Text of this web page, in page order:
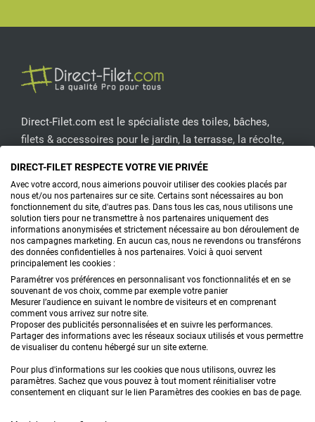
Direct-Filet.com est le spécialiste des toiles, bâches,
filets & accessoires pour le jardin, la terrasse, la récolte,
CONTACTEZ-NOUS
PRODUITS
CONSEILS
FAQ
DEMANDE DE DEVIS
DIRECT-FILET RESPECTE VOTRE VIE PRIVÉE
Avec votre accord, nous aimerions pouvoir utiliser des cookies placés par
nous et/ou nos partenaires sur ce site. Certains sont nécessaires au bon
fonctionnement du site, d'autres pas. Dans tous les cas, nous utilisons une
solution tiers pour ne transmettre à nos partenaires uniquement des
informations anonymisées et strictement nécessaire au bon déroulement de
nos campagnes marketing. En aucun cas, nous ne revendons ou transférons
des données confidentielles à nos partenaires. Voici à quoi servent
principalement les cookies :
Paramétrer vos préférences en personnalisant vos fonctionnalités et en se
souvenant de vos choix, comme par exemple votre panier
Mesurer l’audience en suivant le nombre de visiteurs et en comprenant
comment vous arrivez sur notre site.
Proposer des publicités personnalisées et en suivre les performances.
Partager des informations avec les réseaux sociaux utilisés et vous permettre
de visualiser du contenu hébergé sur un site externe.
Pour plus d'informations sur les cookies que nous utilisons, ouvrez les
paramètres. Sachez que vous pouvez à tout moment réinitialiser votre
consentement en cliquant sur le lien Paramètres des cookies en bas de page.